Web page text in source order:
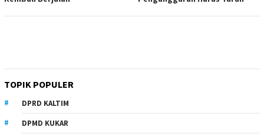
TOPIK POPULER
DPRD KALTIM
DPMD KUKAR